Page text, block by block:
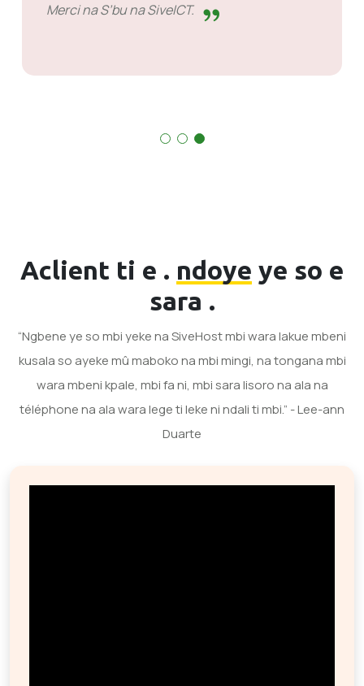
Merci na S’bu na SiveICT.
Aclient ti e . ndoye ye so e
sara .
“Ngbene ye so mbi yeke na SiveHost mbi wara lakue mbeni
kusala so ayeke mû maboko na mbi mingi, na tongana mbi
wara mbeni kpale, mbi fa ni, mbi sara lisoro na ala na
téléphone na ala wara lege ti leke ni ndali ti mbi.” - Lee-ann
Duarte